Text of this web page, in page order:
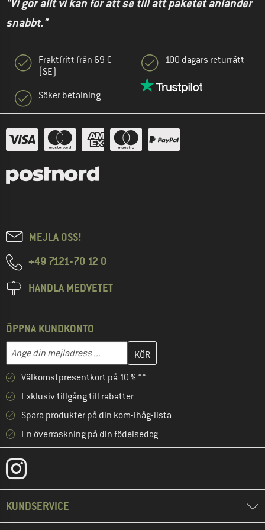
"Vi gör allt vi kan för att se till att paketet anländer
snabbt."
Fraktfritt från 69 €
(SE)
Säker betalning
100 dagars returrätt
MEJLA OSS!
+49 7121-70 12 0
HANDLA MEDVETET
ÖPPNA KUNDKONTO
Mejladress
Skriv in din e-postadress här och skapa ditt kundkonto i nästa
Välkomstpresentkort på 10 % **
Exklusiv tillgång till rabatter
Spara produkter på din kom-ihåg-lista
En överraskning på din födelsedag
KUNDSERVICE